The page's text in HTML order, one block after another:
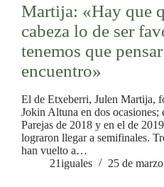
Martija: «Hay que
cabeza lo de ser
tenemos que
encuentro»
El de Etxeberri, Julen Martija,
Jokin Altuna en dos ocasiones;
Parejas de 2018 y en el de
lograron llegar a semifinales.
han vuelto a…
21iguales
25 de